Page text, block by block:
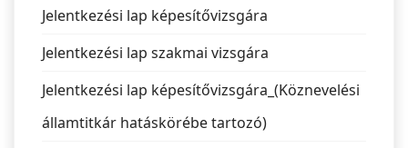
Jelentkezési lap képesítővizsgára
Jelentkezési lap szakmai vizsgára
Jelentkezési lap képesítővizsgára_(Köznevelési
államtitkár hatáskörébe tartozó)